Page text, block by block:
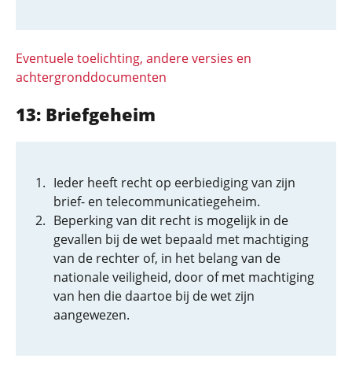
Eventuele toelichting, andere versies en
achtergronddocumenten
13: Briefgeheim
Ieder heeft recht op eerbiediging van zijn
brief- en telecommunicatiegeheim.
Beperking van dit recht is mogelijk in de
gevallen bij de wet bepaald met machtiging
van de rechter of, in het belang van de
nationale veiligheid, door of met machtiging
van hen die daartoe bij de wet zijn
aangewezen.